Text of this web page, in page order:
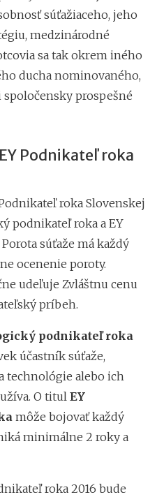
súťažiaceho, jeho
medzinárodné
sa tak okrem iného
ducha nominovaného,
prospešné
Podnikateľ roka
roka Slovenskej
podnikateľ roka a EY
súťaže má každý
ocenenie poroty.
udeľuje Zvláštnu cenu
príbeh.
podnikateľ roka
účastník súťaže,
technológie alebo ich
O titul EY
môže bojovať každý
minimálne 2 roky a
roka 2016 bude